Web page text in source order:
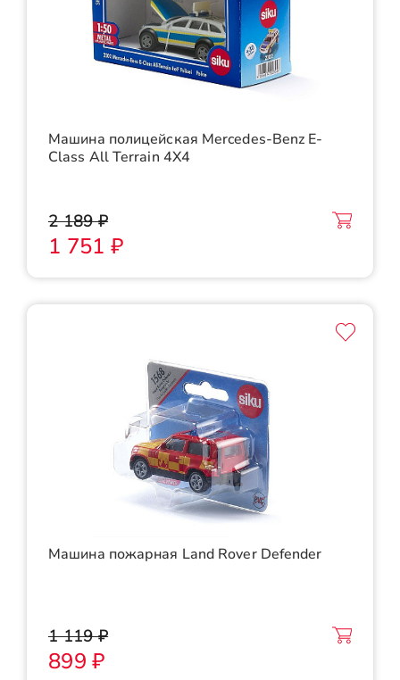
Машина полицейская Mercedes-Benz E-
Class All Terrain 4X4
2 189 ₽
1 751 ₽
Машина пожарная Land Rover Defender
1 119 ₽
899 ₽